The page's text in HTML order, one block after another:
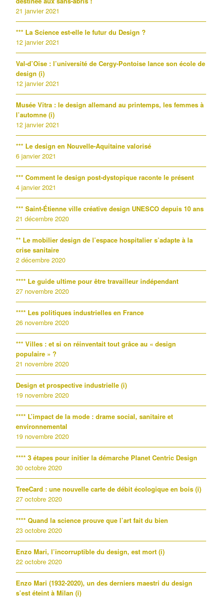
21 janvier 2021
*** La Science est-elle le futur du Design ?
12 janvier 2021
Val-d’Oise : l’université de Cergy-Pontoise lance son école de
design (i)
12 janvier 2021
Musée Vitra : le design allemand au printemps, les femmes à
l’automne (i)
12 janvier 2021
*** Le design en Nouvelle-Aquitaine valorisé
6 janvier 2021
*** Comment le design post-dystopique raconte le présent
4 janvier 2021
*** Saint-Étienne ville créative design UNESCO depuis 10 ans
21 décembre 2020
** Le mobilier design de l’espace hospitalier s’adapte à la
crise sanitaire
2 décembre 2020
**** Le guide ultime pour être travailleur indépendant
27 novembre 2020
**** Les politiques industrielles en France
26 novembre 2020
*** Villes : et si on réinventait tout grâce au « design
populaire » ?
21 novembre 2020
Design et prospective industrielle (i)
19 novembre 2020
**** L’impact de la mode : drame social, sanitaire et
environnemental
19 novembre 2020
**** 3 étapes pour initier la démarche Planet Centric Design
30 octobre 2020
TreeCard : une nouvelle carte de débit écologique en bois (i)
27 octobre 2020
**** Quand la science prouve que l’art fait du bien
23 octobre 2020
Enzo Mari, l’incorruptible du design, est mort (i)
22 octobre 2020
Enzo Mari (1932-2020), un des derniers maestri du design
s’est éteint à Milan (i)